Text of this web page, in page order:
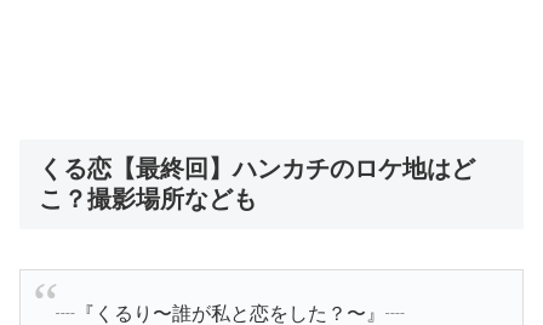
くる恋【最終回】ハンカチのロケ地はど
こ？撮影場所なども
┈『くるり〜誰が私と恋をした？〜』┈